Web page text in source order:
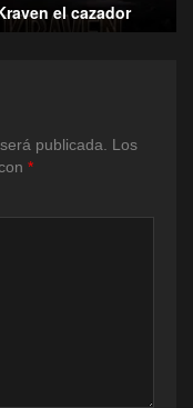
el cazador
publicada.
Los
*